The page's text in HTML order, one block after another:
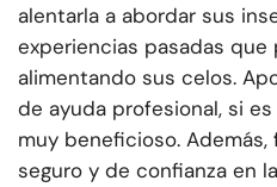
alentarla a abordar sus
experiencias pasadas
alimentando sus celos.
de ayuda profesional, si
muy beneficioso.
seguro y de confianza en